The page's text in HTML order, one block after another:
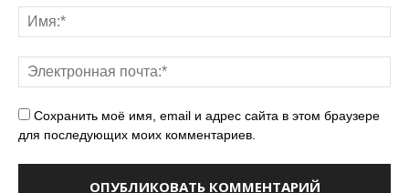
Сохранить моё имя, email и адрес сайта в этом браузере
для последующих моих комментариев.